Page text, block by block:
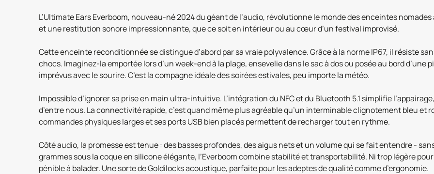
L’Ultimate Ears Everboom, nouveau-né 2024 du géant de l’audio, révolutionne le monde des enceintes
et une restitution sonore impressionnante, que ce soit en intérieur ou au cœur d’un festival improvisé.
Cette enceinte reconditionnée se distingue d’abord par sa vraie polyvalence. Grâce à la norme IP67, il résiste
chocs. Imaginez-la emportée lors d’un week-end à la plage, ensevelie dans le sac à dos ou posée au bord d’une
imprévus avec le sourire. C’est la compagne idéale des soirées estivales, peu importe la météo.
Impossible d’ignorer sa prise en main ultra-intuitive. L’intégration du NFC et du Bluetooth 5.1 simplifie
d’entre nous. La connectivité rapide, c’est quand même plus agréable qu’un interminable clignotement bleu et
commandes physiques larges et ses ports USB bien placés permettent de recharger tout en rythme.
Côté audio, la promesse est tenue : des basses profondes, des aigus nets et un volume qui se fait entendre -
grammes sous la coque en silicone élégante, l’Everboom combine stabilité et transportabilité. Ni trop légère
pénible à balader. Une sorte de Goldilocks acoustique, parfaite pour les adeptes de qualité comme d’ergonomie.